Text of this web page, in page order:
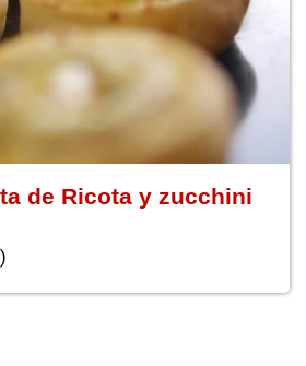
de Ricota y zucchini
)